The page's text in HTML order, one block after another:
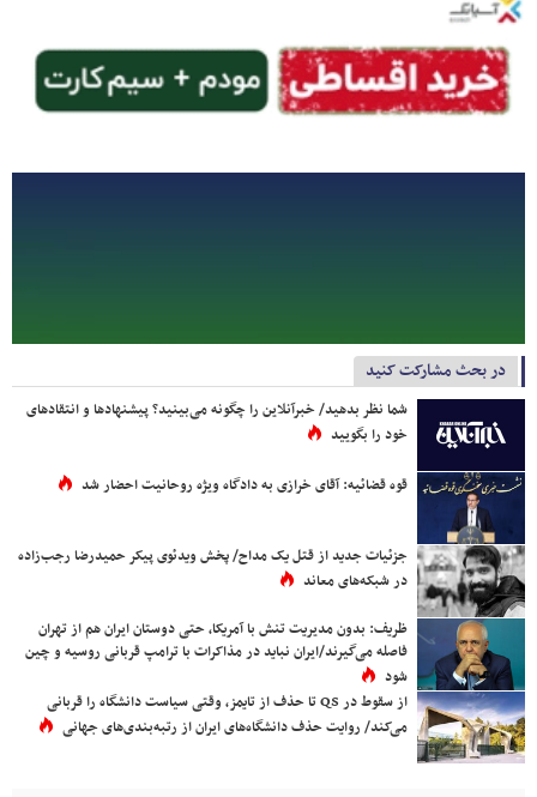
در بحث مشارکت کنید
شما نظر بدهید/ خبرآنلاین را چگونه می‌بینید؟ پیشنهادها و انتقادهای
خود را بگویید
قوه قضائیه: آقای خرازی به دادگاه ویژه روحانیت احضار شد
جزئیات جدید از قتل یک مداح/ پخش ویدئوی پیکر حمیدرضا رجب‌زاده
در شبکه‌های معاند
ظریف: بدون مدیریت تنش با آمریکا، حتی دوستان ایران هم از تهران
فاصله می‌گیرند/ایران نباید در مذاکرات با ترامپ قربانی روسیه و چین
شود
از سقوط در QS تا حذف از تایمز، وقتی سیاست دانشگاه را قربانی
می‌کند/ روایت حذف دانشگاه‌های ایران از رتبه‌بندی‌های جهانی